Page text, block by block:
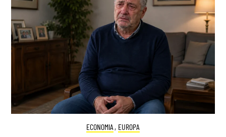
ECONOMIA , EUROPA